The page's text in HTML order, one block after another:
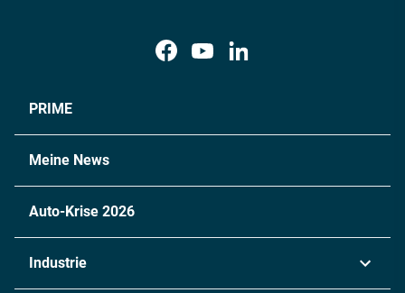
PRIME
Meine News
Auto-Krise 2026
Industrie